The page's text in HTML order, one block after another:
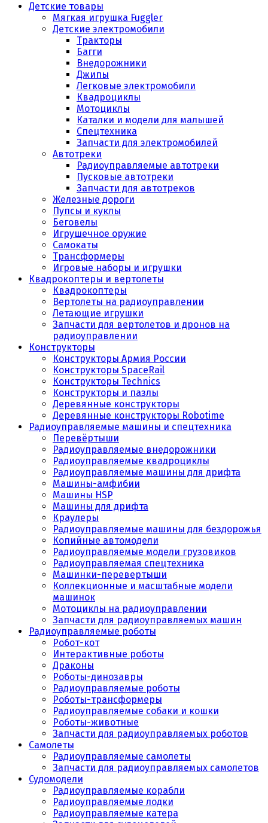
Детские товары
Мягкая игрушка Fuggler
Детские электромобили
Тракторы
Багги
Внедорожники
Джипы
Легковые электромобили
Квадроциклы
Мотоциклы
Каталки и модели для малышей
Спецтехника
Запчасти для электромобилей
Автотреки
Радиоуправляемые автотреки
Пусковые автотреки
Запчасти для автотреков
Железные дороги
Пупсы и куклы
Беговелы
Игрушечное оружие
Самокаты
Трансформеры
Игровые наборы и игрушки
Квадрокоптеры и вертолеты
Квадрокоптеры
Вертолеты на радиоуправлении
Летающие игрушки
Запчасти для вертолетов и дронов на
радиоуправлении
Конструкторы
Конструкторы Армия России
Конструкторы SpaceRail
Конструкторы Technics
Конструкторы и пазлы
Деревянные конструкторы
Деревянные конструкторы Robotime
Радиоуправляемые машины и спецтехника
Перевёртыши
Радиоуправляемые внедорожники
Радиоуправляемые квадроциклы
Радиоуправляемые машины для дрифта
Машины-амфибии
Машины HSP
Машины для дрифта
Краулеры
Радиоуправляемые машины для бездорожья
Копийные автомодели
Радиоуправляемые модели грузовиков
Радиоуправляемая спецтехника
Машинки-перевертыши
Коллекционные и масштабные модели
машинок
Мотоциклы на радиоуправлении
Запчасти для радиоуправляемых машин
Радиоуправляемые роботы
Робот-кот
Интерактивные роботы
Драконы
Роботы-динозавры
Радиоуправляемые роботы
Роботы-трансформеры
Радиоуправляемые собаки и кошки
Роботы-животные
Запчасти для радиоуправляемых роботов
Самолеты
Радиоуправляемые самолеты
Запчасти для радиоуправляемых самолетов
Судомодели
Радиоуправляемые корабли
Радиоуправляемые лодки
Радиоуправляемые катера